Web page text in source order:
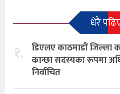
धेरै
१. डिएलए काठमाडौं जिल्ला
कान्छा सदस्यका रूपमा
निर्वाचित